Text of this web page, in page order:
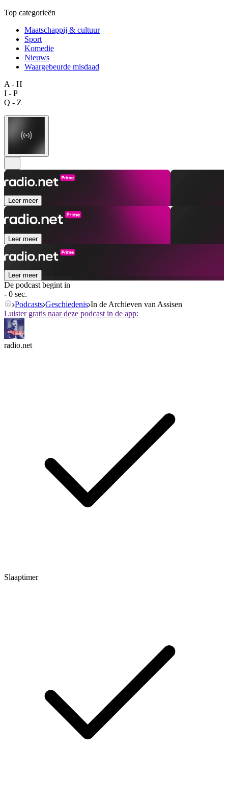
Top categorieën
Maatschappij & cultuur
Sport
Komedie
Nieuws
Waargebeurde misdaad
A - H
I - P
Q - Z
Leer meer
Leer meer
Leer meer
De podcast begint in
- 0 sec.
Podcasts Geschiedenis In de Archieven van Assisen
Luister gratis naar deze podcast in de app:
radio.net
Slaaptimer